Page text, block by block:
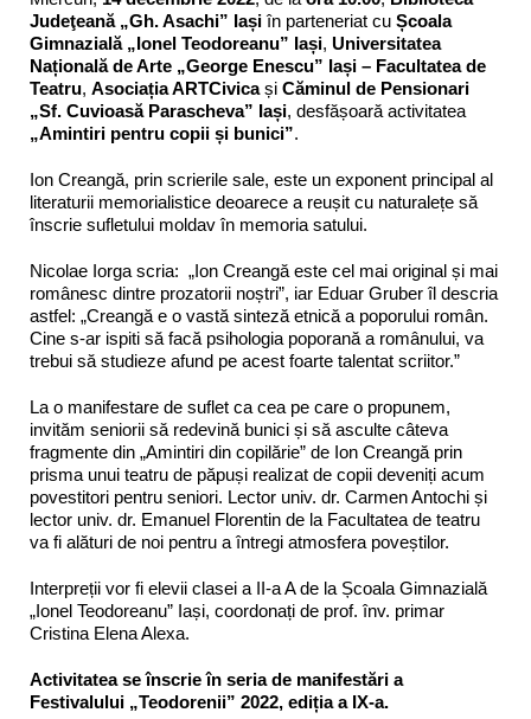
Judeţeană „Gh. Asachi” Iașiîn parteneriat cu Școala
Gimnazială „Ionel Teodoreanu” Iași, Universitatea
Națională de Arte „George Enescu” Iași – Facultatea de
Teatru, Asociația ARTCivicași Căminul de Pensionari
„Sf. Cuvioasă Parascheva” Iași, desfășoară activitatea
„Amintiri pentru copii și bunici”.
Ion Creangă, prin scrierile sale, este un exponent principal al
literaturii memorialistice deoarece a reușit cu naturalețe să
înscrie sufletului moldav în memoria satului.
Nicolae Iorga scria: „Ion Creangă este cel mai original și mai
românesc dintre prozatorii noștri”, iar Eduar Gruber îl descria
astfel: „Creangă e o vastă sinteză etnică a poporului român.
Cine s-ar ispiti să facă psihologia poporană a românului, va
trebui să studieze afund pe acest foarte talentat scriitor.”
La o manifestare de suflet ca cea pe care o propunem,
invităm seniorii să redevină bunici și să asculte câteva
fragmente din „Amintiri din copilărie” de Ion Creangă prin
prisma unui teatru de păpuși realizat de copii deveniți acum
povestitori pentru seniori. Lector univ. dr. Carmen Antochi și
lector univ. dr. Emanuel Florentin de la Facultatea de teatru
va fi alături de noi pentru a întregi atmosfera poveștilor.
Interpreții vor fi elevii clasei a II-a A de la Școala Gimnazială
„Ionel Teodoreanu” Iași, coordonați de prof. înv. primar
Cristina Elena Alexa.
Activitatea se înscrie în seria de manifestări a
Festivalului „Teodorenii” 2022, ediția a IX-a.